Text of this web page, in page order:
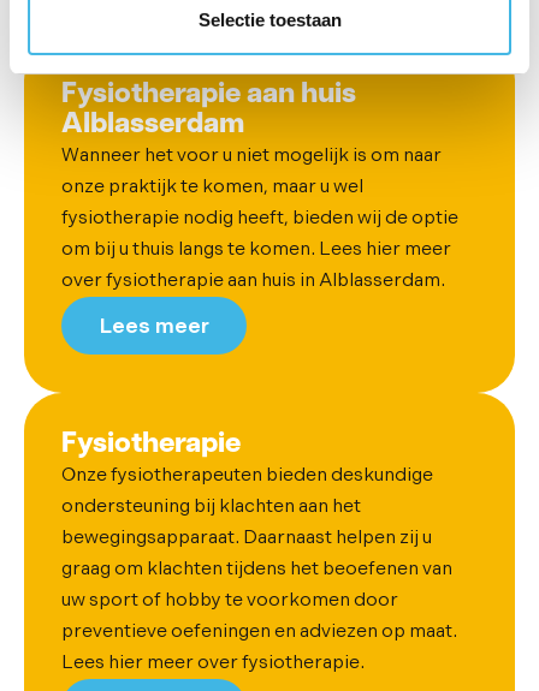
Selectie toestaan
Fysiotherapie aan huis
Alblasserdam
Wanneer het voor u niet mogelijk is om naar
onze praktijk te komen, maar u wel
fysiotherapie nodig heeft, bieden wij de optie
om bij u thuis langs te komen. Lees hier meer
over fysiotherapie aan huis in Alblasserdam.
Lees meer
Fysiotherapie
Onze fysiotherapeuten bieden deskundige
ondersteuning bij klachten aan het
bewegingsapparaat. Daarnaast helpen zij u
graag om klachten tijdens het beoefenen van
uw sport of hobby te voorkomen door
preventieve oefeningen en adviezen op maat.
Lees hier meer over fysiotherapie.